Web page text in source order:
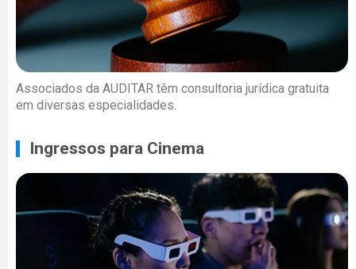
Associados da AUDITAR têm consultoria jurídica gratuita
em diversas especialidades.
Ingressos para Cinema